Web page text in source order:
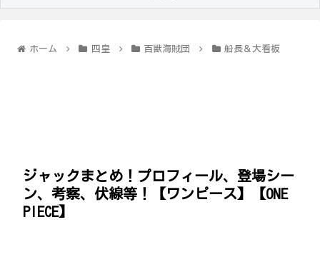
ホーム 四皇 百獣海賊団 船長＆大看板
ジャックまとめ！プロフィール、登場シー
ン、考察、伏線等！【ワンピース】【ONE
PIECE】